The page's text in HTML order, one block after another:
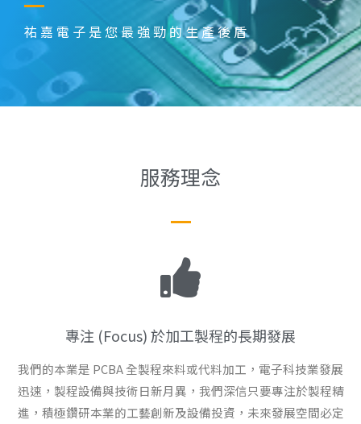
祐嘉電子是您最強勁的生產後盾
服務理念
專注 (Focus) 於加工製程的長期發展
我們的本業是 PCBA 全製程來料或代料加工，電子科技業發展
迅速，製程設備與技術日新月異，我們深信只要專注於製程精
進，積極鑽研本業的工藝創新及設備投資，未來發展空間必定